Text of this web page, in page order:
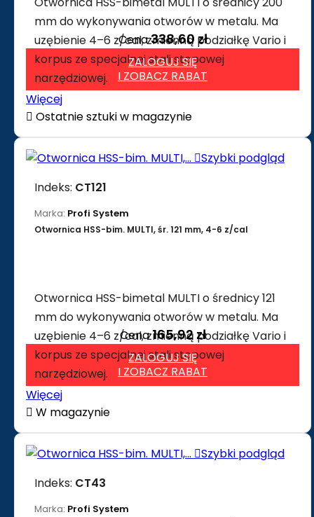
mm do wykonywania otworów w metalu. Ma
uzębienie 4–6 z/cal, zmienną podziałkę Vario i
korpus ze specjalnej stali stopowej
narzędziowej.
Cena338,60 zł
ZALOGUJ SIĘ
I ZOBACZ RABAT
Więcej
 Ostatnie sztuki w magazynie
Szybki podgląd
Indeks: CT121
Marka: Profi System
Otwornica HSS-bim. MULTI, śr. 121 mm, 4-6 z/cal
Otwornica HSS-bimetal MULTI o średnicy 121
mm do wykonywania otworów w metalu. Ma
uzębienie 4–6 z/cal, zmienną podziałkę Vario i
korpus ze specjalnej stali stopowej
narzędziowej.
Cena 165,92 zł
ZALOGUJ SIĘ
I ZOBACZ RABAT
Więcej
 W magazynie
Szybki podgląd
Indeks: CT43
Marka: Profi System